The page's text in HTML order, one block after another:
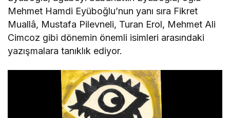
Mehmet Hamdi Eyüboğlu’nun yanı sıra Fikret
Muallâ, Mustafa Pilevneli, Turan Erol, Mehmet Ali
Cimcoz gibi dönemin önemli isimleri arasındaki
yazışmalara tanıklık ediyor.